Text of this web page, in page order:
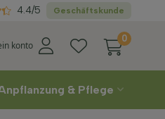
aus der GärtnereiGeschäftskunde
4.4/5
konto
0
& Pflege